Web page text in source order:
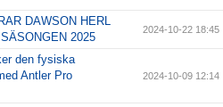
DAWSON HERL
2025
2024-10-22 18:45
den fysiska
Antler Pro
2024-10-09 12:14